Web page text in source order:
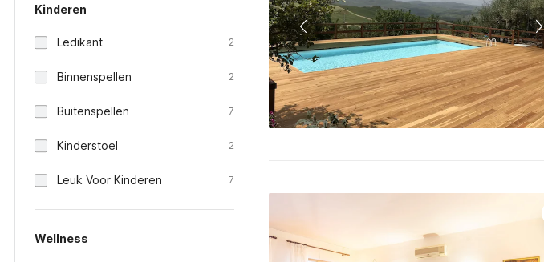
Kinderen
Ledikant 2
Binnenspellen 2
Buitenspellen 7
Kinderstoel 2
Leuk Voor Kinderen 7
Wellness